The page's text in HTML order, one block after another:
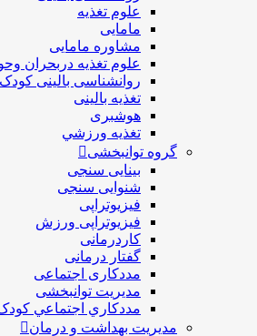
علوم تغذیه
مامایی
مشاوره مامایی
علوم تغذیه دربحران
روانشناسی بالینی کودک
تغذیه بالینی
هوشبری
تغذيه ورزشي
گروه توانبخشی
بینایی سنجی
شنوایی سنجی
فیزیوتراپی
فیزیوتراپی ورزش
کاردرمانی
گفتار درمانی
مددکاری اجتماعی
مديريت توانبخشی
مددکاري اجتماعي
مدیریت بهداشت و درمان